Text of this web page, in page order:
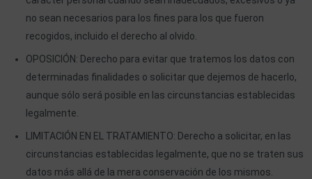
no sean necesarios para los fines para los que fueron
recogidos, incluido el derecho al olvido.
OPOSICIÓN: Derecho para evitar que tratemos los datos con
determinadas finalidades o solicitar que dejemos de hacerlo,
aunque sólo será posible en las circunstancias establecidas
legalmente.
LIMITACIÓN EN EL TRATAMIENTO: Derecho a solicitar, en las
circunstancias establecidas legalmente, que no se traten sus
datos más allá de la mera conservación de los mismos.